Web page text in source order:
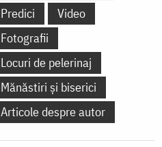
Predici
Video
Fotografii
Locuri de pelerinaj
Mănăstiri și biserici
Articole despre autor